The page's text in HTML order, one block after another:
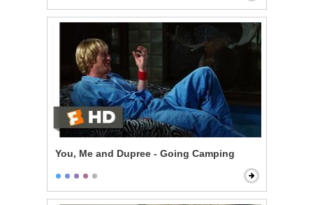
You, Me and Dupree - Going Camping